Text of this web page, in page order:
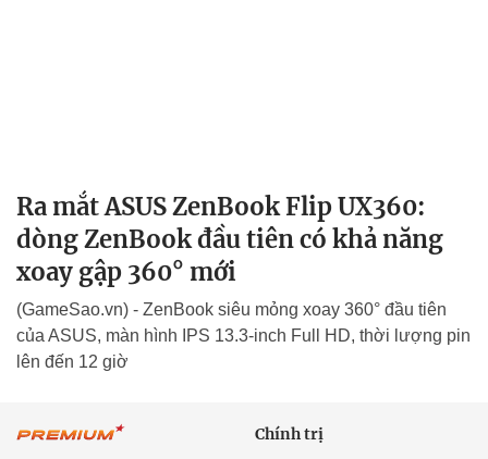
Ra mắt ASUS ZenBook Flip UX360:
dòng ZenBook đầu tiên có khả năng
xoay gập 360° mới
(GameSao.vn) - ZenBook siêu mỏng xoay 360° đầu tiên
của ASUS, màn hình IPS 13.3-inch Full HD, thời lượng pin
lên đến 12 giờ
Chính trị